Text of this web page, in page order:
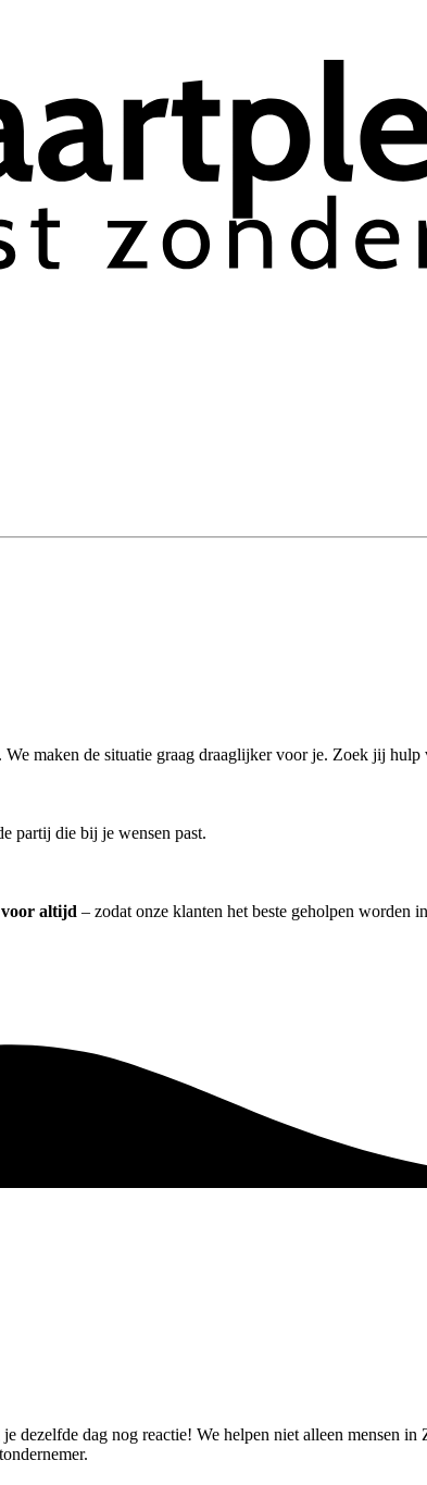
maken de situatie graag draaglijker voor je. Zoek jij
partij die bij je wensen past.
voor altijd – zodat onze klanten het beste geholpen worden
dag nog reactie! We helpen niet alleen mensen